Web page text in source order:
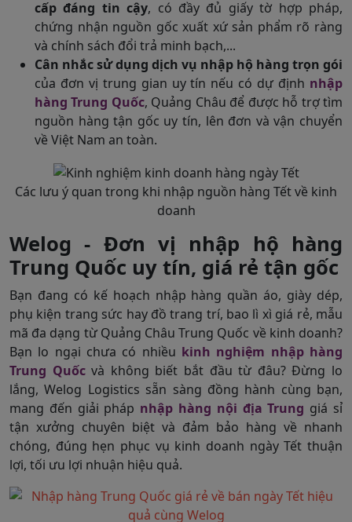
cấp đáng tin cậy, có đầy đủ giấy tờ hợp pháp,
chứng nhận nguồn gốc xuất xứ sản phẩm rõ ràng
và chính sách đổi trả minh bạch,...
Cân nhắc sử dụng dịch vụ nhập hộ hàng trọn gói
của đơn vị trung gian uy tín nếu có dự định nhập
hàng Trung Quốc, Quảng Châu để được hỗ trợ tìm
nguồn hàng tận gốc uy tín, lên đơn và vận chuyển
về Việt Nam an toàn.
Các lưu ý quan trong khi nhập nguồn hàng Tết về kinh
doanh
Welog - Đơn vị nhập hộ hàng
Trung Quốc uy tín, giá rẻ tận gốc
Bạn đang có kế hoạch nhập hàng quần áo, giày dép,
phụ kiện trang sức hay đồ trang trí, bao lì xì giá rẻ, mẫu
mã đa dạng từ Quảng Châu Trung Quốc về kinh doanh?
Bạn lo ngại chưa có nhiều kinh nghiệm nhập hàng
Trung Quốcvà không biết bắt đầu từ đâu? Đừng lo
lắng, Welog Logistics sẵn sàng đồng hành cùng bạn,
mang đến giải pháp nhập hàng nội địa Trung giá sỉ
tận xưởng chuyên biệt và đảm bảo hàng về nhanh
chóng, đúng hẹn phục vụ kinh doanh ngày Tết thuận
lợi, tối ưu lợi nhuận hiệu quả.